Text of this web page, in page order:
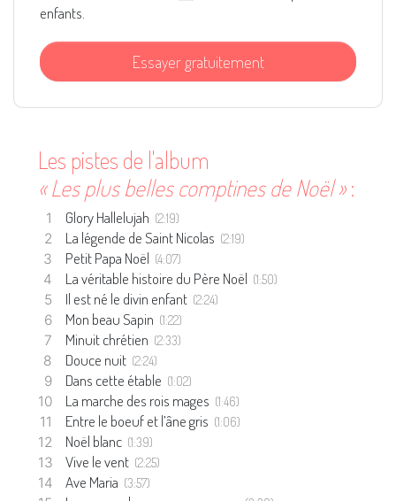
enfants.
Essayer gratuitement
Les pistes de l'album
« Les plus belles comptines de Noël »:
Glory Hallelujah (2:19)
La légende de Saint Nicolas (2:19)
Petit Papa Noël (4:07)
La véritable histoire du Père Noël (1:50)
Il est né le divin enfant (2:24)
Mon beau Sapin (1:22)
Minuit chrétien (2:33)
Douce nuit (2:24)
Dans cette étable (1:02)
La marche des rois mages (1:46)
Entre le boeuf et l’âne gris (1:06)
Noël blanc (1:39)
Vive le vent (2:25)
Ave Maria (3:57)